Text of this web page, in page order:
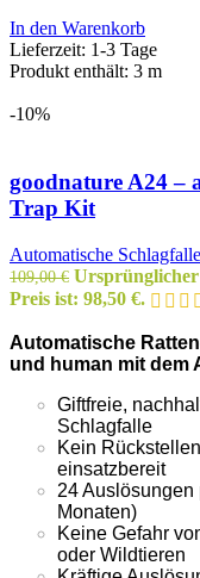
In den Warenkorb
Lieferzeit: 1-3 Tage
Produkt enthält: 3 m
-10%
goodnature A24 –
Trap Kit
Automatische
109,00€ Ursprünglicher
Preis ist: 98,50 €.
Automatische
und human mit dem
Giftfreie,
Schlagfalle
Kein
einsatzbereit
24 Auslösungen
Monaten)
Keine Gefahr
oder Wildtieren